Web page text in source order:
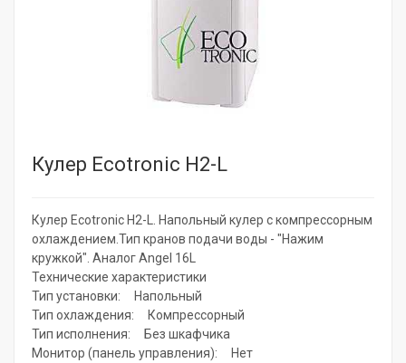
Кулер Ecotronic H2-L
Кулер Ecotronic H2-L. Напольный кулер с компрессорным
охлаждением.Тип кранов подачи воды - "Нажим
кружкой". Аналог Angel 16L
Технические характеристики
Тип установки: Напольный
Тип охлаждения: Компрессорный
Тип исполнения: Без шкафчика
Монитор (панель управления): Нет